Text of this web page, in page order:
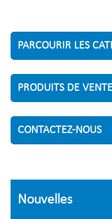
PARCOURIR LES
PRODUITS DE
CONTACTEZ-NOUS
Nouvelles